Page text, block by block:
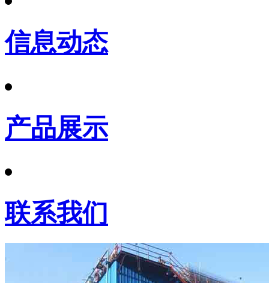
信息动态
产品展示
联系我们